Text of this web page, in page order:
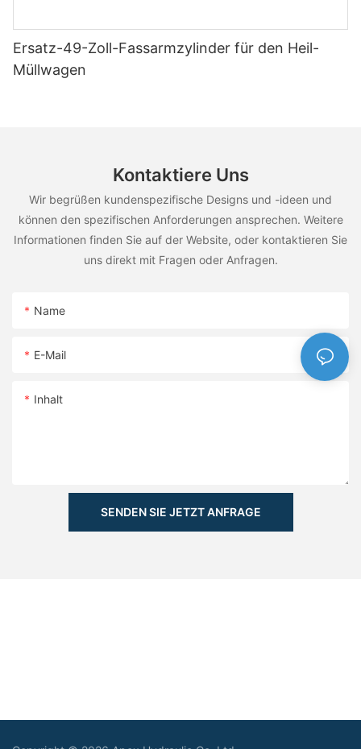
Ersatz-49-Zoll-Fassarmzylinder für den Heil-
Müllwagen
Kontaktiere Uns
Wir begrüßen kundenspezifische Designs und -ideen und
können den spezifischen Anforderungen ansprechen. Weitere
Informationen finden Sie auf der Website, oder kontaktieren Sie
uns direkt mit Fragen oder Anfragen.
Name
E-Mail
Inhalt
SENDEN SIE JETZT ANFRAGE